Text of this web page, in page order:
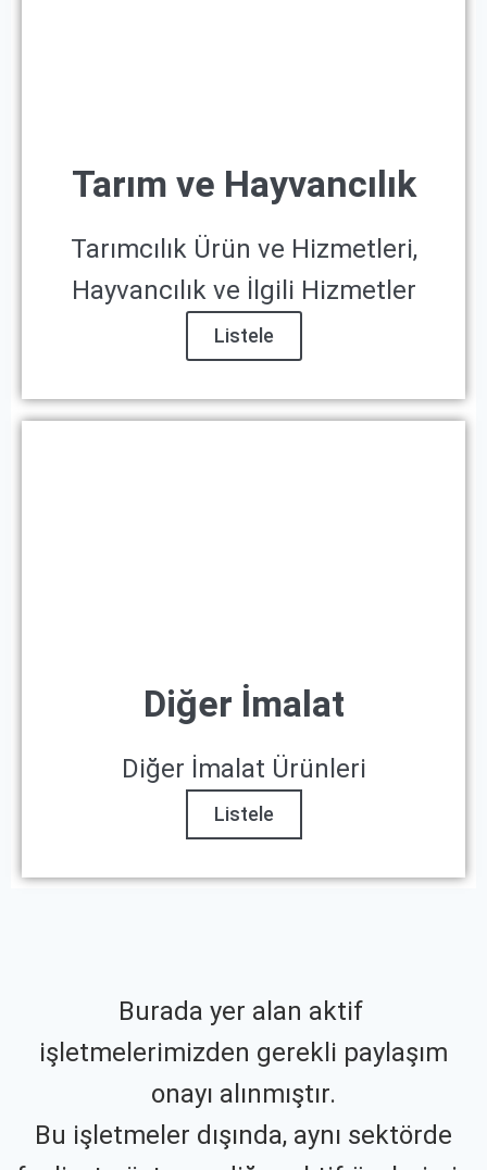
Tarım ve Hayvancılık
Tarımcılık Ürün ve Hizmetleri,
Hayvancılık ve İlgili Hizmetler
Listele
Diğer İmalat
Diğer İmalat Ürünleri
Listele
Burada yer alan aktif
işletmelerimizden gerekli paylaşım
onayı alınmıştır.
Bu işletmeler dışında, aynı sektörde